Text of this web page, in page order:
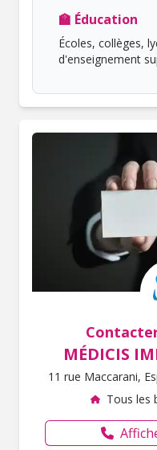
🏫 Éducation
Écoles, collèges,
d'enseignement
MÉDICIS
11 rue Maccarani,
Tous les